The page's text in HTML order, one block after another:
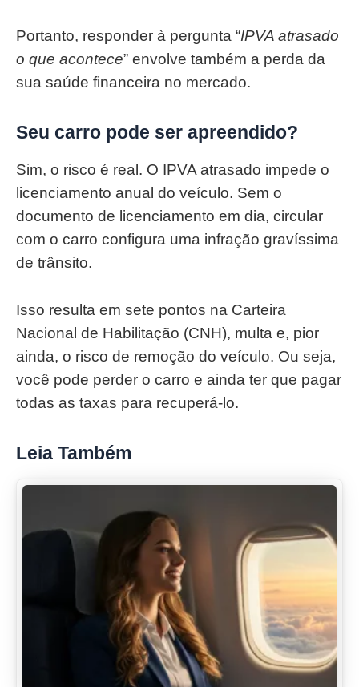
Portanto, responder à pergunta “IPVA atrasado
o que acontece” envolve também a perda da
sua saúde financeira no mercado.
Seu carro pode ser apreendido?
Sim, o risco é real. O IPVA atrasado impede o
licenciamento anual do veículo. Sem o
documento de licenciamento em dia, circular
com o carro configura uma infração gravíssima
de trânsito.
Isso resulta em sete pontos na Carteira
Nacional de Habilitação (CNH), multa e, pior
ainda, o risco de remoção do veículo. Ou seja,
você pode perder o carro e ainda ter que pagar
todas as taxas para recuperá-lo.
Leia Também